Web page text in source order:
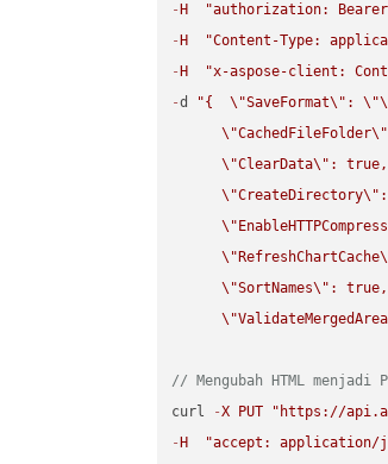
- H
"authorization: Bearer
- H
"Content-Type:
- H
"x-aspose-client:
-d "{ \"SaveFormat\" : \"
\"CachedFileFolder\"
\"ClearData\" :
\"CreateDirectory\"
\"
\" RefreshChartCache
\"SortNames\" :
\"
// Mengubah HTML menjadi
curl
-X PUT
"https://
- H
"accept: application/